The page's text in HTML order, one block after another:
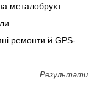
металобрухт
ремонти й GPS-
Результати